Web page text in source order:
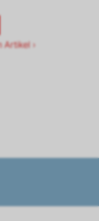
Artikel ›